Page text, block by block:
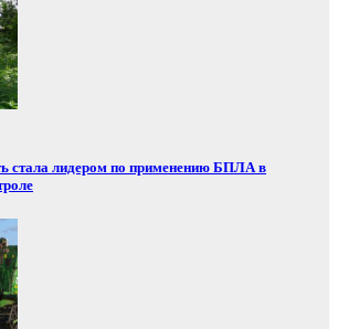
стала лидером по применению БПЛА в